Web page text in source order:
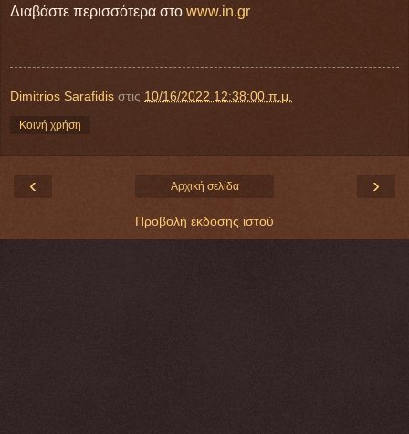
Διαβάστε περισσότερα στο www.in.gr
Dimitrios Sarafidis στις 10/16/2022 12:38:00 π.μ.
Κοινή χρήση
‹ ›
Αρχική σελίδα
Προβολή έκδοσης ιστού